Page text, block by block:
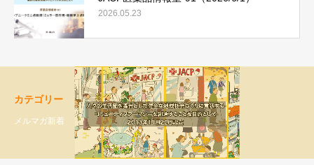
2026.05.23
カテゴリー
メルマガ新着